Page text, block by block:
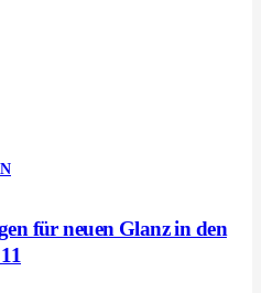
für neuen Glanz in den